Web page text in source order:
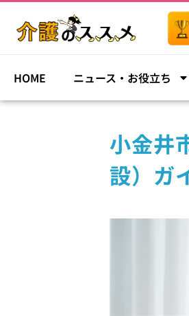
HOME ニュース・お役立ち
小金井
設）ガ